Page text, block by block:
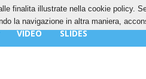
VIDEO SLIDES
finalita illustrate nella cookie policy.
la navigazione in altra maniera,